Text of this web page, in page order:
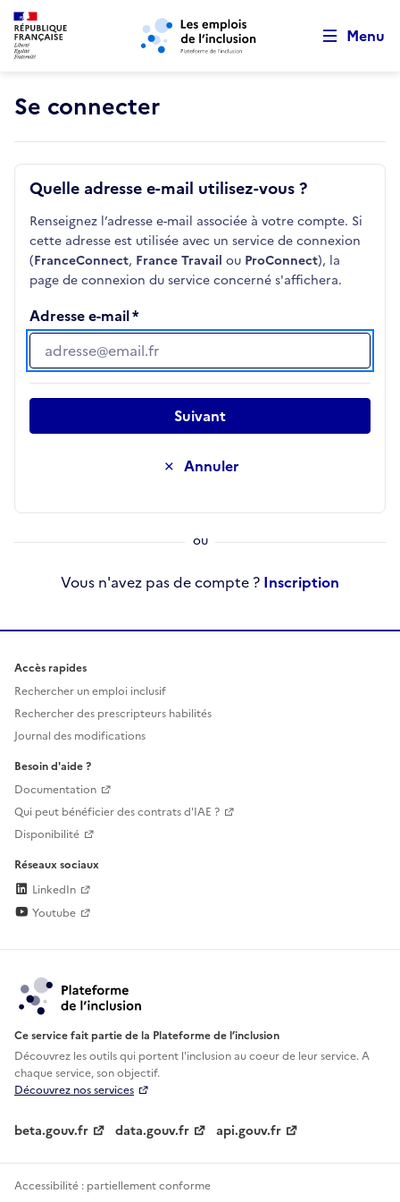
Aller au menu principal Aller au contenu principal
Menu
Se connecter
Quelle adresse e-mail utilisez-vous ?
Renseignez l’adresse e-mail associée à votre compte. Si
cette adresse est utilisée avec un service de connexion
(FranceConnect, France Travail ou ProConnect), la
page de connexion du service concerné s'affichera.
Adresse e-mail
Adresse e-mail
Annuler
Suivant
Vous n'avez pas de compte ? Inscription
Accès rapides
Rechercher un emploi inclusif
Rechercher des prescripteurs habilités
Journal des modifications
Besoin d'aide ?
Documentation
Qui peut bénéficier des contrats d'IAE ?
Disponibilité
Réseaux sociaux
LinkedIn
Youtube
Ce service fait partie de la Plateforme de l’inclusion
Découvrez les outils qui portent l'inclusion aucoeur de leur service. A
chaque service, son objectif.
Découvrez nos services
beta.gouv.fr data.gouv.fr api.gouv.fr
Accessibilité : partiellement conforme
Retour au début de la page
Panneau de gestion des cookies